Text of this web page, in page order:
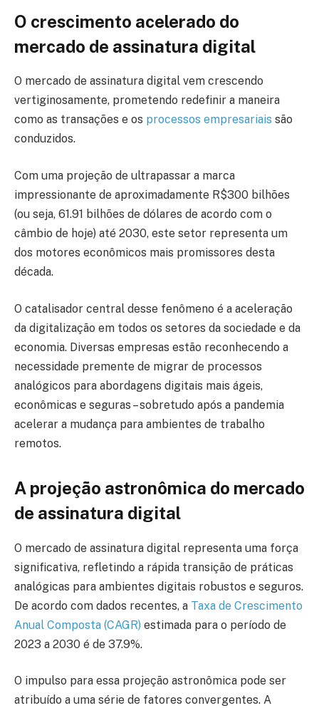
O crescimento acelerado do
mercado de assinatura digital
O mercado de assinatura digital vem crescendo
vertiginosamente, prometendo redefinir a maneira
como as transações e os processos empresariais são
conduzidos.
Com uma projeção de ultrapassar a marca
impressionante de aproximadamente R$300 bilhões
(ou seja, 61.91 bilhões de dólares de acordo com o
câmbio de hoje) até 2030, este setor representa um
dos motores econômicos mais promissores desta
década.
O catalisador central desse fenômeno é a aceleração
da digitalização em todos os setores da sociedade e da
economia. Diversas empresas estão reconhecendo a
necessidade premente de migrar de processos
analógicos para abordagens digitais mais ágeis,
econômicas e seguras – sobretudo após a pandemia
acelerar a mudança para ambientes de trabalho
remotos.
A projeção astronômica do mercado
de assinatura digital
O mercado de assinatura digital representa uma força
significativa, refletindo a rápida transição de práticas
analógicas para ambientes digitais robustos e seguros.
De acordo com dados recentes, a Taxa de Crescimento
Anual Composta (CAGR) estimada para o período de
2023 a 2030 é de 37.9%.
O impulso para essa projeção astronômica pode ser
atribuído a uma série de fatores convergentes. A